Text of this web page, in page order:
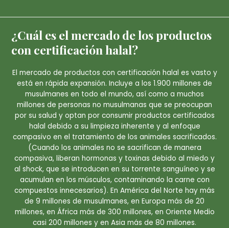
¿Cuál es el mercado de los productos
con certificación halal?
El mercado de productos con certificación halal es vasto y
está en rápida expansión. Incluye a los 1.900 millones de
musulmanes en todo el mundo, así como a muchos
millones de personas no musulmanas que se preocupan
por su salud y optan por consumir productos certificados
halal debido a su limpieza inherente y al enfoque
compasivo en el tratamiento de los animales sacrificados.
(Cuando los animales no se sacrifican de manera
compasiva, liberan hormonas y toxinas debido al miedo y
al shock, que se introducen en su torrente sanguíneo y se
acumulan en los músculos, contaminando la carne con
compuestos innecesarios). En América del Norte hay más
de 9 millones de musulmanes, en Europa más de 20
millones, en África más de 300 millones, en Oriente Medio
casi 200 millones y en Asia más de 80 millones.